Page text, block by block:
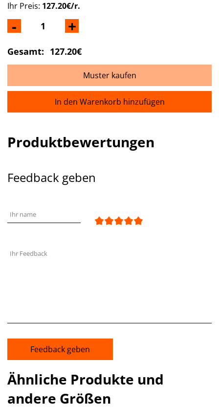
- +
Ihr Preis: 127.20€/r.
Gesamt: 127.20€
Muster kaufen
In den Warenkorb hinzufügen
Produktbewertungen
Feedback geben
Ihr name
Ihr Feedback
Feedback geben
Ähnliche Produkte und
andere Größen